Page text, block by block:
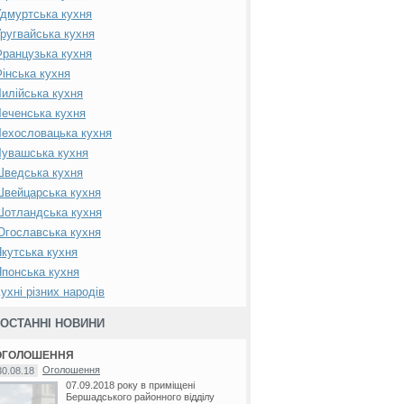
кухня
кухня
кухня
кухня
кухня
кухня
кухня
кухня
Шведська кухня
Швейцарська кухня
Шотландська кухня
кухня
кухня
кухня
різних народів
ОСТАННІ НОВИНИ
Оголошення
07.09.2018 року в приміщені
Бершадського районного відділу